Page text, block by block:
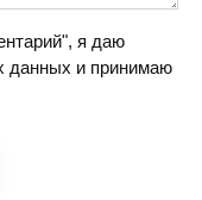
я даю
данных и принимаю